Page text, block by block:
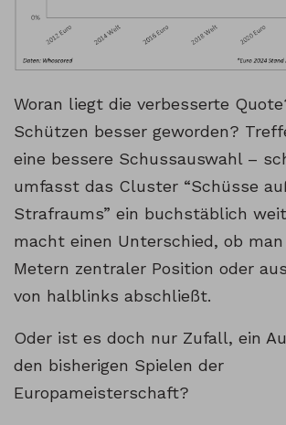
Woran liegt die verbesserte
Schützen besser geworden?
eine bessere Schussauswahl –
umfasst das Cluster “Schüsse
Strafraums” ein buchstäblich
macht einen Unterschied, ob man
Metern zentraler Position oder
von halblinks abschließt.
Oder ist es doch nur Zufall, ein
den bisherigen Spielen der
Europameisterschaft?